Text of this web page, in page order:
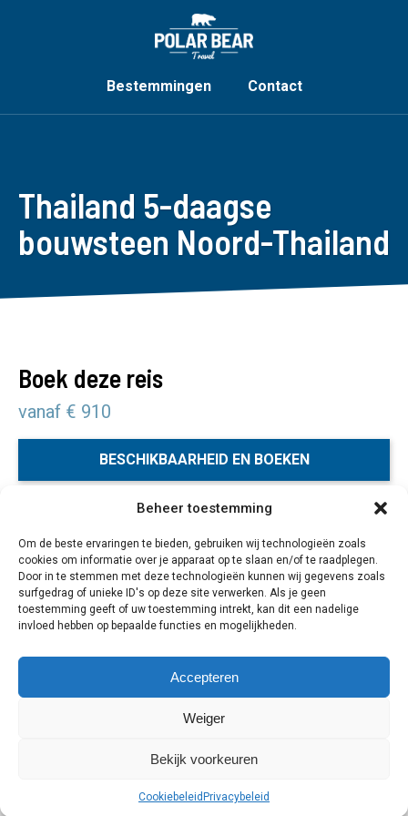
Beheer toestemming
Om de beste ervaringen te bieden, gebruiken wij technologieën zoals
cookies om informatie over je apparaat op te slaan en/of te raadplegen.
Door in te stemmen met deze technologieën kunnen wij gegevens zoals
surfgedrag of unieke ID's op deze site verwerken. Als je geen
toestemming geeft of uw toestemming intrekt, kan dit een nadelige
invloed hebben op bepaalde functies en mogelijkheden.
Accepteren
Weiger
Bekijk voorkeuren
Cookiebeleid Privacybeleid
Bestemmingen Contact
Thailand 5-daagse
bouwsteen Noord-Thailand
Boek deze reis
vanaf € 910
BESCHIKBAARHEID EN BOEKEN
waard. Ten noorden van Chiang Mai bevindt zich het
leefgebied van vele kleurrijke bergstammen en de natuur
is er prachtig. Je overnacht onder andere bij de
Palongstam, bezoekt een aantal mooie grotten, het
gezellige stadje Pai en gaat naar het grensgebied met
Birma en Laos.
5 dagen
Cookiebeleid Privacybeleid